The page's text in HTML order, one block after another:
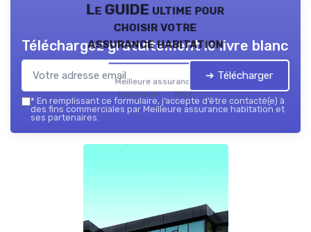
Le GUIDE ultime pour
choisir votre
assurance habitation
Meilleure assurance
habitation — 2026
Téléchargez gratuitement le livre blanc
➔ Télécharger
* En remplissant ce formulaire, j’accepte d’être contacté(e) à
des fins commerciales par Meilleure assurance habitation et
ses partenaires.